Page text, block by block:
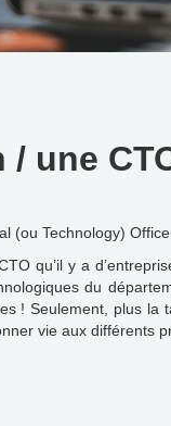
une
(ou Technology)
qu’il y a
du
! Seulement, plus
vie aux différents